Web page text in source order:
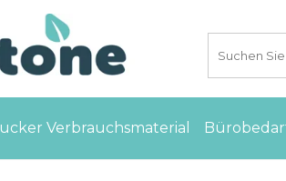
Verbrauchsmaterial